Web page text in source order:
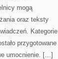
mogą
oraz teksty
Kategorie
przygotowane
umocnienie. […]